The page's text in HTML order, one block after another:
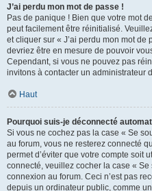
J’ai perdu mon mot de passe !
Pas de panique ! Bien que votre mot
peut facilement être réinitialisé.
et cliquer sur « J’ai perdu mon mot
devriez être en mesure de pouvoir
Cependant, si vous ne pouvez pas
invitons à contacter un administrateur
Haut
Pourquoi suis-je déconnecté
Si vous ne cochez pas la case « Se
au forum, vous ne resterez connecté
permet d’éviter que votre compte soit
connecté, veuillez cocher la case «
connexion au forum. Ceci n’est pas
depuis un ordinateur public, comme